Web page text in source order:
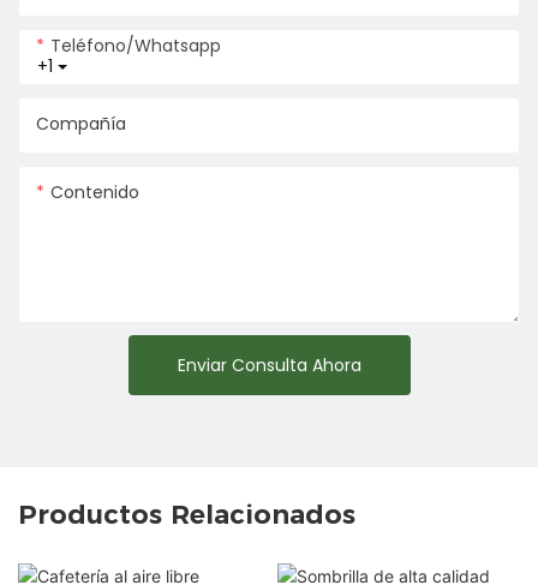
+1
Teléfono/whatsapp
Compañía
Contenido
Enviar Consulta Ahora
Productos Relacionados